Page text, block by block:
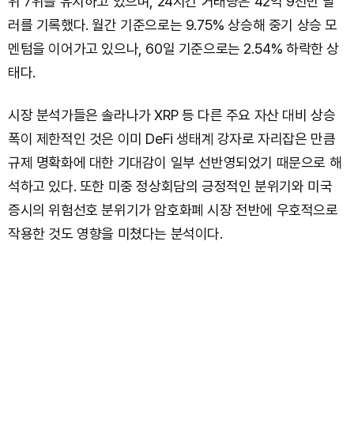
러를 기록했다. 월간 기준으로는 9.75% 상승해 중기 상승 모
멘텀을 이어가고 있으나, 60일 기준으로는 2.54% 하락한 상
태다.
시장 분석가들은 솔라나가 XRP 등 다른 주요 자산 대비 상승
폭이 제한적인 것은 이미 DeFi 생태계 강자로 자리잡은 만큼
규제 명확화에 대한 기대감이 일부 선반영되었기 때문으로 해
석하고 있다. 또한 미중 정상회담의 긍정적인 분위기와 미국
증시의 위험선호 분위기가 암호화폐 시장 전반에 우호적으로
작용한 것도 영향을 미쳤다는 분석이다.